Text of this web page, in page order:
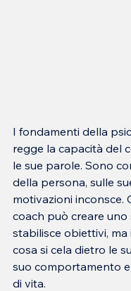
I fondamenti della
regge la capacità del
le sue parole. Sono
della persona, sulle
motivazioni inconsce.
coach può creare
stabilisce obiettivi,
cosa si cela dietro le
suo comportamento
di vita.